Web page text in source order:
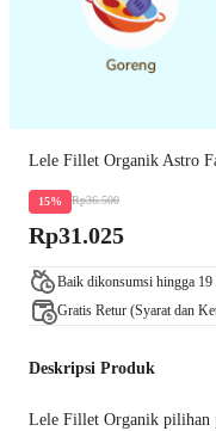
Lele Fillet Organik Astro
15% Rp36.500
Rp31.025
Baik dikonsumsi hingga
Gratis Retur (Syarat dan
Deskripsi Produk
Lele Fillet Organik pilihan